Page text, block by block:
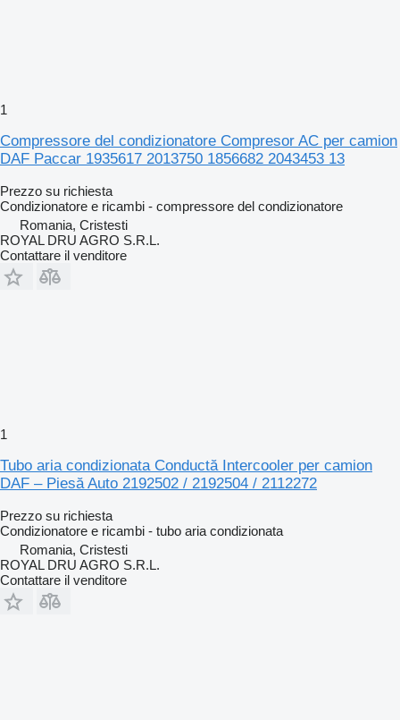
1
Compressore del condizionatore Compresor AC per camion
DAF Paccar 1935617 2013750 1856682 2043453 13
Prezzo su richiesta
Condizionatore e ricambi - compressore del condizionatore
Romania, Cristesti
ROYAL DRU AGRO S.R.L.
Contattare il venditore
1
Tubo aria condizionata Conductă Intercooler per camion
DAF – Piesă Auto 2192502 / 2192504 / 2112272
Prezzo su richiesta
Condizionatore e ricambi - tubo aria condizionata
Romania, Cristesti
ROYAL DRU AGRO S.R.L.
Contattare il venditore